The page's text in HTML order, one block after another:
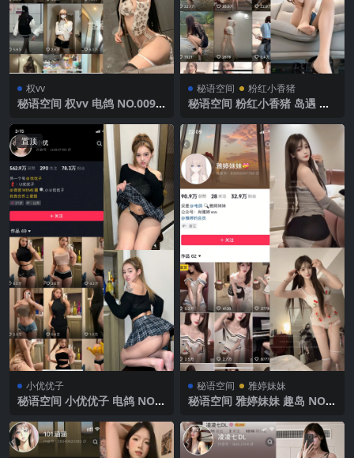
权vv
秘语空间 权vv 电鸽 NO.009
整版
秘语空间 粉红小香猪
秘语空间 粉红小香猪 岛遇 N
新完整版
置顶
小优优子
秘语空间 小优优子 电鸽 NO.0
整版
秘语空间 雅婷妹妹
秘语空间 雅婷妹妹 趣岛 NO.0
版